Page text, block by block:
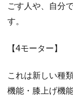
ごす人や、自分
す。
【4モーター】
これは新しい種
機能・膝上げ機